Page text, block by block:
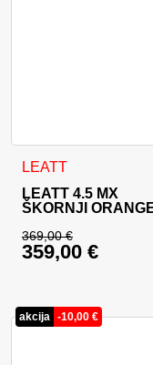
LEATT
LEATT 4.5 MX
ŠKORNJI
369,00€
Izvirna cena
359,00 €
Ta izdelek ima več
akcija -10,00 €